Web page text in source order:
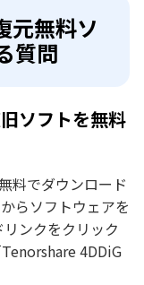
元無料ソ
質問
ソフトを無料
料でダウンロード
らソフトウェアを
ンクをクリック
Tenorshare 4DDiG